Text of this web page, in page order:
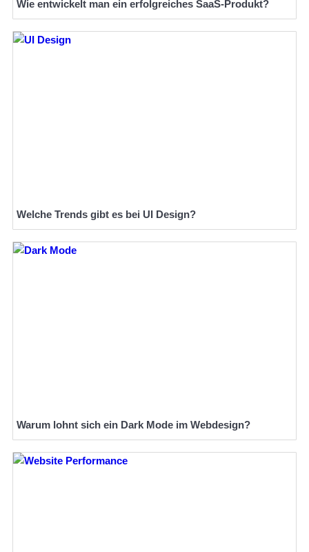
Wie entwickelt man ein erfolgreiches SaaS-Produkt?
Welche Trends gibt es bei UI Design?
Warum lohnt sich ein Dark Mode im Webdesign?